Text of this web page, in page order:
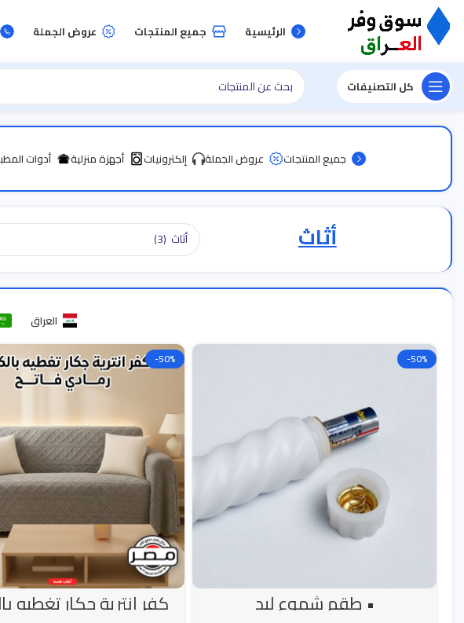
الرئيسية جميع المنتجات عروض الجملة
كل التصنيفات
جميع المنتجات عروض الجملة إلكترونيات أجهزة منزلية أدوات
أثاث أثاث (3)
العراق
-50%
• طقم شموع ليد
-50%
كفر انترية جكار تغطيه